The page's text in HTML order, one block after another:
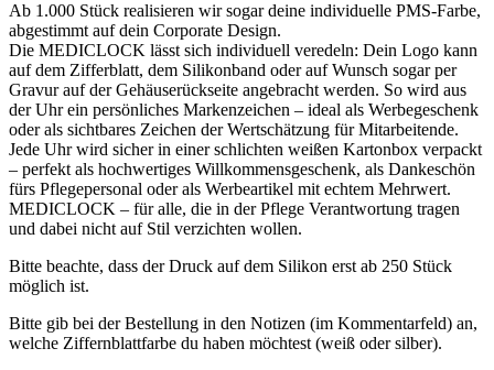
Ab 1.000 Stück realisieren wir sogar deine individuelle PMS-Farbe,
abgestimmt auf dein Corporate Design.
Die MEDICLOCK lässt sich individuell veredeln: Dein Logo kann
auf dem Zifferblatt, dem Silikonband oder auf Wunsch sogar per
Gravur auf der Gehäuserückseite angebracht werden. So wird aus
der Uhr ein persönliches Markenzeichen – ideal als Werbegeschenk
oder als sichtbares Zeichen der Wertschätzung für Mitarbeitende.
Jede Uhr wird sicher in einer schlichten weißen Kartonbox verpackt
– perfekt als hochwertiges Willkommensgeschenk, als Dankeschön
fürs Pflegepersonal oder als Werbeartikel mit echtem Mehrwert.
MEDICLOCK – für alle, die in der Pflege Verantwortung tragen
und dabei nicht auf Stil verzichten wollen.
Bitte beachte, dass der Druck auf dem Silikon erst ab 250 Stück
möglich ist.
Bitte gib bei der Bestellung in den Notizen (im Kommentarfeld) an,
welche Ziffernblattfarbe du haben möchtest (weiß oder silber).